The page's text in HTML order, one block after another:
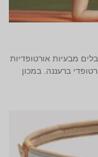
מבעיות אורטופדיות
ברעננה. במכון